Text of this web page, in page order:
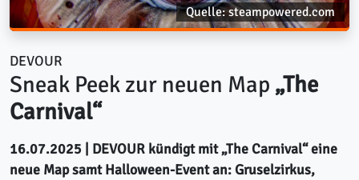
Quelle: steampowered.com
DEVOUR
Sneak Peek zur neuen Map „The
Carnival“
16.07.2025 | DEVOUR kündigt mit „The Carnival“ eine
neue Map samt Halloween-Event an: Gruselzirkus,